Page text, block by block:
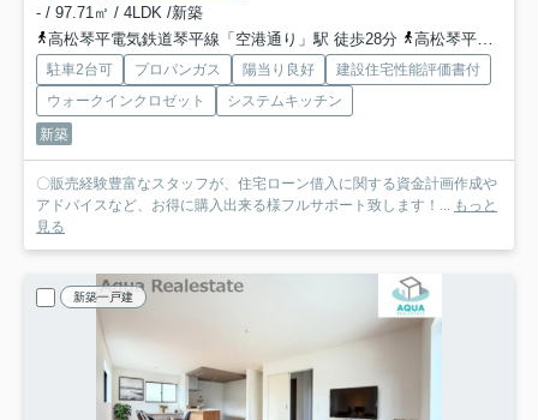
- / 97.71㎡ / 4LDK /新築
高松琴平電気鉄道琴平線「空港通り」駅 徒歩28分
高松琴平電気鉄道琴平線「仏生山」駅 徒歩29分
駐車2台可 プロパンガス 陽当り良好
建設住宅性能評価書付
ウォークインクロゼット
システムキッチン
新築
〇販売経験豊富なスタッフが、住宅ローン借入に関する資金計画作成や
アドバイスなど、お得に購入出来る様フルサポート致します！...
もっと
見る
新築一戸建